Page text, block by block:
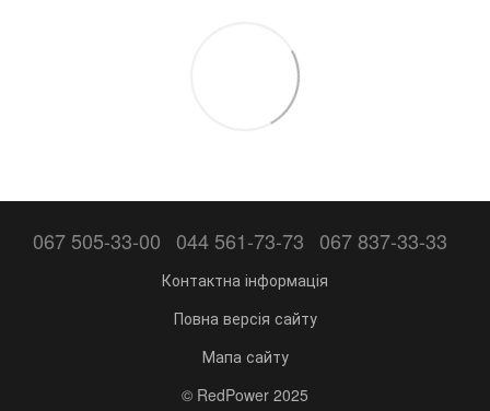
067 505-33-00 044 561-73-73 067 837-33-33
Контактна інформація
Повна версія сайту
Мапа сайту
© RedPower 2025